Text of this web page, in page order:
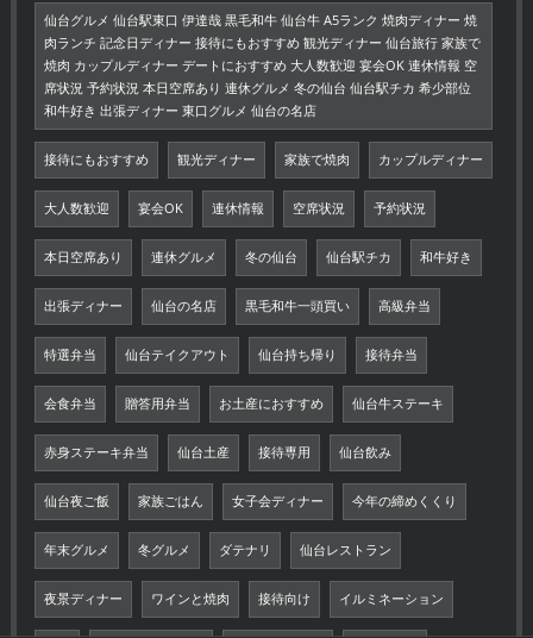
仙台グルメ 仙台駅東口 伊達哉 黒毛和牛 仙台牛 A5ランク 焼肉ディナー 焼
肉ランチ 記念日ディナー 接待にもおすすめ 観光ディナー 仙台旅行 家族で
焼肉 カップルディナー デートにおすすめ 大人数歓迎 宴会OK 連休情報 空
席状況 予約状況 本日空席あり 連休グルメ 冬の仙台 仙台駅チカ 希少部位
和牛好き 出張ディナー 東口グルメ 仙台の名店
接待にもおすすめ 観光ディナー 家族で焼肉 カップルディナー
大人数歓迎 宴会OK 連休情報 空席状況 予約状況
本日空席あり 連休グルメ 冬の仙台 仙台駅チカ 和牛好き
出張ディナー 仙台の名店 黒毛和牛一頭買い 高級弁当
特選弁当 仙台テイクアウト 仙台持ち帰り 接待弁当
会食弁当 贈答用弁当 お土産におすすめ 仙台牛ステーキ
赤身ステーキ弁当 仙台土産 接待専用 仙台飲み
仙台夜ご飯 家族ごはん 女子会ディナー 今年の締めくくり
年末グルメ 冬グルメ ダテナリ 仙台レストラン
夜景ディナー ワインと焼肉 接待向け イルミネーション